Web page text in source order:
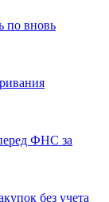
по вновь
ФНС за
без учета